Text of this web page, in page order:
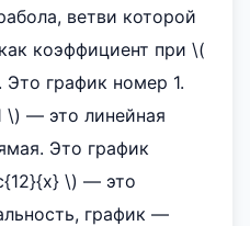
ветви которой
коэффициент при \(
график номер 1.
— это линейная
Это график
\) — это
график —